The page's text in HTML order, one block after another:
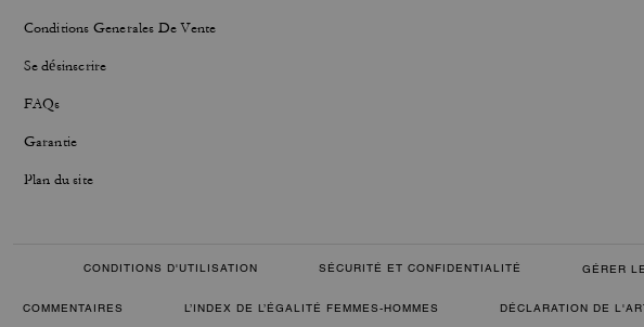
Conditions Generales De Vente
Se désinscrire
FAQs
Garantie
Plan du site
CONDITIONS D'UTILISATION SÉCURITÉ ET CONFIDENTIALITÉ GÉRER
COMMENTAIRES L’INDEX DE L’ÉGALITÉ FEMMES-HOMMES DÉCLARATION DE